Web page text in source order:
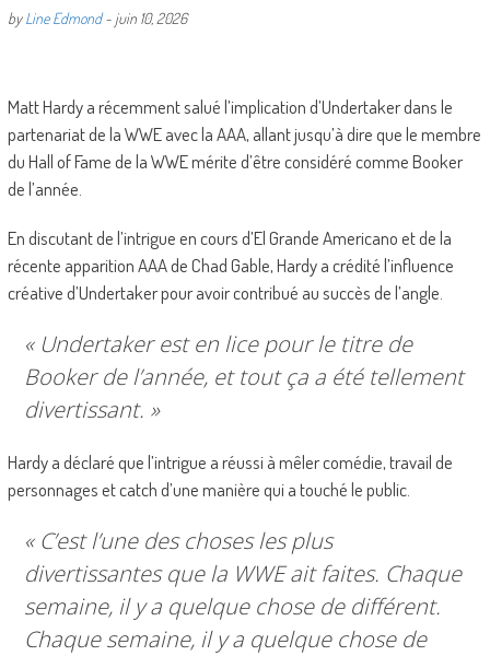
byLine Edmond- juin 10, 2026
Matt Hardy a récemment salué l’implication d’Undertaker dans le
partenariat de la WWE avec la AAA, allant jusqu’à dire que le membre
du Hall of Fame de la WWE mérite d’être considéré comme Booker
de l’année.
En discutant de l’intrigue en cours d’El Grande Americano et de la
récente apparition AAA de Chad Gable, Hardy a crédité l’influence
créative d’Undertaker pour avoir contribué au succès de l’angle.
« Undertaker est en lice pour le titre de
Booker de l’année, et tout ça a été tellement
divertissant. »
Hardy a déclaré que l’intrigue a réussi à mêler comédie, travail de
personnages et catch d’une manière qui a touché le public.
« C’est l’une des choses les plus
divertissantes que la WWE ait faites. Chaque
semaine, il y a quelque chose de différent.
Chaque semaine, il y a quelque chose de